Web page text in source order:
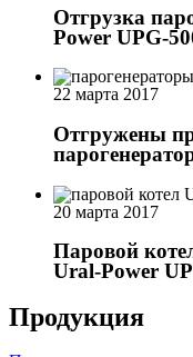
Отгрузка
Power UPG-
22 марта 2017
Отгружены
20 марта 2017
Паровой
Ural-Power
Продукция